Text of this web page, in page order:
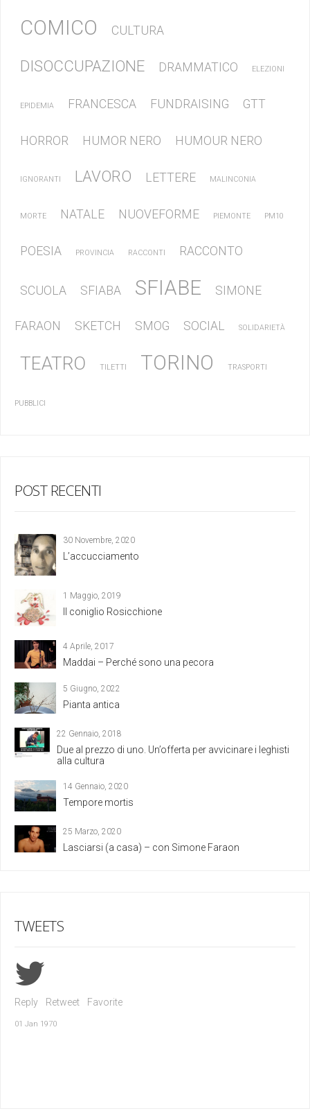
COMICO CULTURA
DISOCCUPAZIONE DRAMMATICO ELEZIONI
EPIDEMIA FRANCESCA FUNDRAISING GTT
HORROR HUMOR NERO HUMOUR NERO
IGNORANTI LAVORO LETTERE MALINCONIA
MORTE NATALE NUOVEFORME PIEMONTE PM10
POESIA PROVINCIA RACCONTI RACCONTO
SCUOLA SFIABA SFIABE SIMONE
FARAON SKETCH SMOG SOCIAL SOLIDARIETÀ
TEATRO TILETTI TORINO TRASPORTI
PUBBLICI
POST RECENTI
30 Novembre, 2020
L’accucciamento
1 Maggio, 2019
Il coniglio Rosicchione
4 Aprile, 2017
Maddai – Perché sono una pecora
5 Giugno, 2022
Pianta antica
22 Gennaio, 2018
Due al prezzo di uno. Un’offerta per avvicinare i leghisti
alla cultura
14 Gennaio, 2020
Tempore mortis
25 Marzo, 2020
Lasciarsi (a casa) – con Simone Faraon
TWEETS
Reply Retweet Favorite
01 Jan 1970